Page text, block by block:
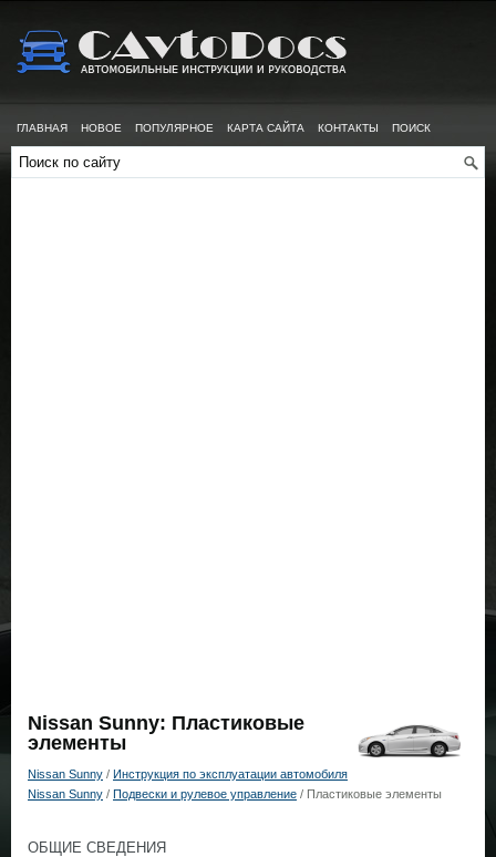
ГЛАВНАЯ НОВОЕ ПОПУЛЯРНОЕ КАРТА САЙТА КОНТАКТЫ ПОИСК
Nissan Sunny: Пластиковые
элементы
Nissan Sunny / Инструкция по эксплуатации автомобиля
Nissan Sunny / Подвески и рулевое управление / Пластиковые элементы
ОБЩИЕ СВЕДЕНИЯ